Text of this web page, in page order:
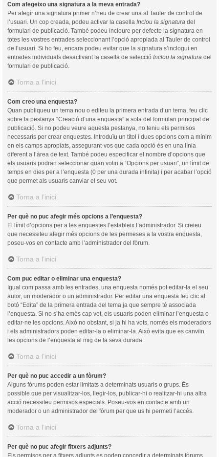
Com afegeixo una signatura a la meva entrada?
Per afegir una signatura primer n’heu de crear una al Tauler de control de
l’usuari. Un cop creada, podeu activar la casella Inclou la signatura del
formulari de publicació. També podeu incloure per defecte la signatura en
totes les vostres entrades seleccionant l’opció apropiada al Tauler de control
de l’usuari. Si ho feu, encara podeu evitar que la signatura s’inclogui en
entrades individuals desactivant la casella de selecció Inclou la signatura del
formulari de publicació.
Torna a l’inici
Com creo una enquesta?
Quan publiqueu un tema nou o editeu la primera entrada d’un tema, feu clic
sobre la pestanya “Creació d’una enquesta” a sota del formulari principal de
publicació. Si no podeu veure aquesta pestanya, no teniu els permisos
necessaris per crear enquestes. Introduïu un títol i dues opcions com a mínim
en els camps apropiats, assegurant-vos que cada opció és en una línia
diferent a l’àrea de text. També podeu especificar el nombre d’opcions que
els usuaris podran seleccionar quan votin a “Opcions per usuari”, un límit de
temps en dies per a l’enquesta (0 per una durada infinita) i per acabar l’opció
que permet als usuaris canviar el seu vot.
Torna a l’inici
Per què no puc afegir més opcions a l’enquesta?
El límit d’opcions per a les enquestes l’estableix l’administrador. Si creieu
que necessiteu afegir més opcions de les permeses a la vostra enquesta,
poseu-vos en contacte amb l’administrador del fòrum.
Torna a l’inici
Com puc editar o eliminar una enquesta?
Igual com passa amb les entrades, una enquesta només pot editar-la el seu
autor, un moderador o un administrador. Per editar una enquesta feu clic al
botó “Edita” de la primera entrada del tema ja que sempre té associada
l’enquesta. Si no s’ha emès cap vot, els usuaris poden eliminar l’enquesta o
editar-ne les opcions. Això no obstant, si ja hi ha vots, només els moderadors
i els administradors poden editar-la o eliminar-la. Això evita que es canvïin
les opcions de l’enquesta al mig de la seva durada.
Torna a l’inici
Per què no puc accedir a un fòrum?
Alguns fòrums poden estar limitats a determinats usuaris o grups. És
possible que per visualitzar-los, llegir-los, publicar-hi o realitzar-hi una altra
acció necessiteu permisos especials. Poseu-vos en contacte amb un
moderador o un administrador del fòrum per que us hi permeti l’accés.
Torna a l’inici
Per què no puc afegir fitxers adjunts?
Els permisos per a fitxers adjunts es poden concedir a determinats fòrums,